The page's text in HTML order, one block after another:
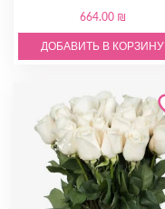
664.00 ₪
ДОБАВИТЬ В КОРЗИНУ